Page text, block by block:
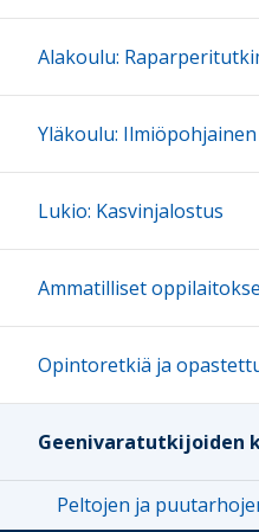
Alakoulu:
Yläkoulu:
Lukio: Kasvinjalostus
Ammatilliset
Opintoretkiä ja
Geenivaratutkijoiden
Peltojen ja